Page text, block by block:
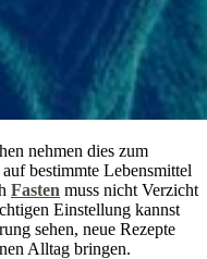
nehmen dies zum
bestimmte Lebensmittel
Fasten muss nicht Verzicht
Einstellung kannst
sehen, neue Rezepte
Alltag bringen.